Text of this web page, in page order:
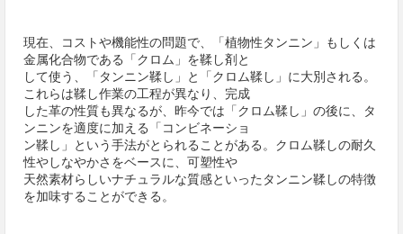
現在、コストや機能性の問題で、「植物性タンニン」もしくは
金属化合物である「クロム」を鞣し剤と
して使う、「タンニン鞣し」と「クロム鞣し」に大別される。
これらは鞣し作業の工程が異なり、完成
した革の性質も異なるが、昨今では「クロム鞣し」の後に、タ
ンニンを適度に加える「コンビネーショ
ン鞣し」という手法がとられることがある。クロム鞣しの耐久
性やしなやかさをベースに、可塑性や
天然素材らしいナチュラルな質感といったタンニン鞣しの特徴
を加味することができる。